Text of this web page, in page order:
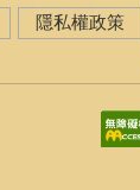
隱私權政策